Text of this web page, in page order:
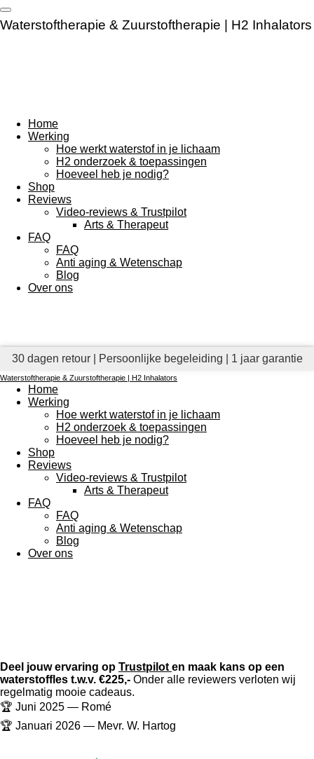
Ga
direct
Waterstoftherapie & Zuurstoftherapie | H2 Inhalators
Home
Werking
Hoe werkt waterstof in je lichaam
H2 onderzoek & toepassingen
Hoeveel heb je nodig?
Shop
Reviews
Video-reviews & Trustpilot
Arts & Therapeut
FAQ
FAQ
Anti aging & Wetenschap
Blog
Over ons
30 dagen retour | Persoonlijke begeleiding | 1 jaar garantie
Waterstoftherapie & Zuurstoftherapie | H2 Inhalators
Home
Werking
Hoe werkt waterstof in je lichaam
H2 onderzoek & toepassingen
Hoeveel heb je nodig?
Shop
Reviews
Video-reviews & Trustpilot
Arts & Therapeut
FAQ
FAQ
Anti aging & Wetenschap
Blog
Over ons
Deel jouw ervaring op Trustpilot en maak kans op een
waterstoffles t.w.v. €225,- Onder alle reviewers verloten wij
regelmatig mooie cadeaus.
🏆 Juni 2025 — Romé
🏆 Januari 2026 — Mevr. W. Hartog